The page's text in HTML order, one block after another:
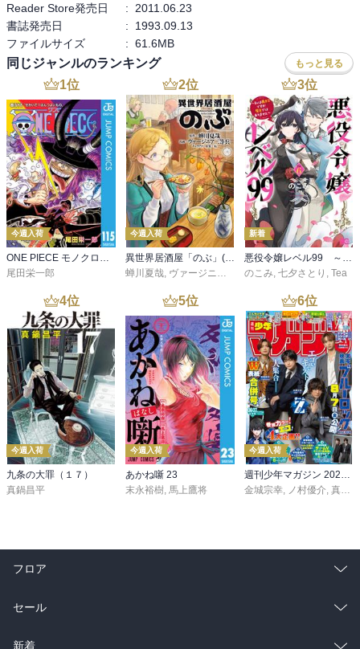
Reader Store発売日
:
2011.06.23
書誌発売日
:
1993.09.13
ファイルサイズ
: 61.6MB
同じジャンルのランキング もっと見る
1位
今週入荷
ONE PIECE モノクロ版 115
尾田栄一郎
2位
今週入荷
異世界居酒屋「のぶ」(22)
蝉川夏哉, ヴァージニア二等兵 ,転
3位
新着
悪役令嬢レベル99 ～私は裏ボスですが魔王ではありません～ その６
のこみ, 七夕さとり , Tea
4位
今週入荷
九条の大罪（１７）
真鍋昌平
5位
今週入荷
あかね噺 23
末永裕樹 馬上鷹将
6位
今週入荷
金城宗幸
ノ村優介 真島ヒロ
フロア
総合
ラノベ
セール
総合
新着